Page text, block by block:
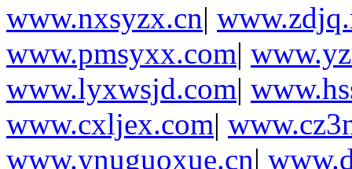
www.nxsyzx.cn|
www.pmsyxx.com|
www.lyxwsjd.com|
www.cxljex.com|
www.ynuguoxue.cn|